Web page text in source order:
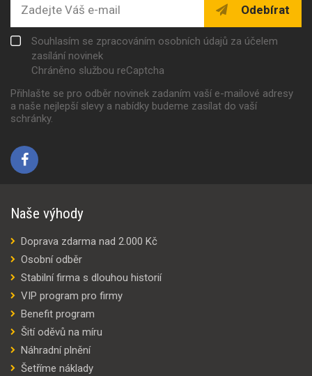
Odebírat
Souhlasím se zpracováním osobních údajů za účelem
zasílání novinek
Chráněno službou reCaptcha
Přihlašte se pro odběr novinek zadaním vaší e-mailové adresy
a naše nejlepší slevy a nabídky budeme zasílat do vaší
schránky.
Naše výhody
Doprava zdarma nad 2.000 Kč
Osobní odběr
Stabilní firma s dlouhou historií
VIP program pro firmy
Benefit program
Šití oděvů na míru
Náhradní plnění
Šetříme náklady